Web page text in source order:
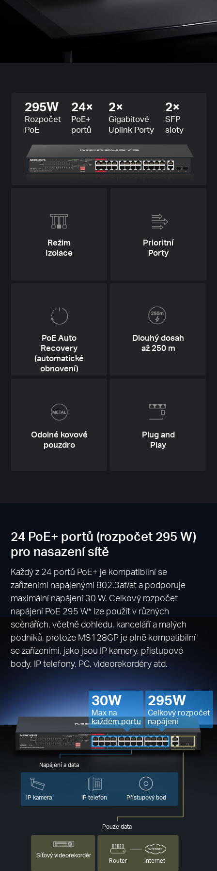
295W
Rozpočet
PoE
24×
PoE+
portů
2×
Gigabitové
Uplink Porty
2×
SFP
sloty
PoE Auto
Recovery
(automatické
obnovení)
Dlouhý dosah
až 250 m
Režim
Izolace
Prioritní
Porty
Odolné kovové
pouzdro
Plug and
Play
24 PoE+ portů (rozpočet 295 W)
pro nasazení sítě
Každý z 24 portů PoE+ je kompatibilní se
zařízeními napájenými 802.3af/at a podporuje
maximální napájení 30 W. Celkový rozpočet
napájení PoE 295 W* lze použít v různých
scénářích, včetně dohledu, kanceláří a malých
podniků, protože MS128GP je plně kompatibilní
se zařízeními, jako jsou IP kamery, přístupové
body, IP telefony, PC, videorekordéry atd.
30W
Max na
každém portu
295W
Celkový rozpočet
napájení
Napájení a data
Pouze data
IP kamera IP telefon Přístupový bod
Síťový videorekordér
Router Internet